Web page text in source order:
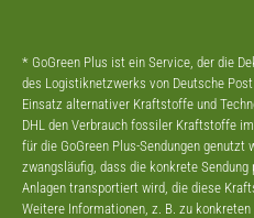
* GoGreen Plus ist ein Service, der die
des Logistiknetzwerks von Deutsche
Einsatz alternativer Kraftstoffe und
DHL den Verbrauch fossiler Kraftstoffe
für die GoGreen Plus-Sendungen genutzt
zwangsläufig, dass die konkrete
Anlagen transportiert wird, die diese
Weitere Informationen, z. B. zu